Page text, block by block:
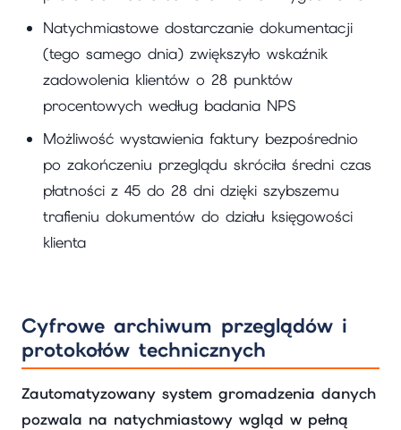
Natychmiastowe dostarczanie dokumentacji
(tego samego dnia) zwiększyło wskaźnik
zadowolenia klientów o 28 punktów
procentowych według badania NPS
Możliwość wystawienia faktury bezpośrednio
po zakończeniu przeglądu skróciła średni czas
płatności z 45 do 28 dni dzięki szybszemu
trafieniu dokumentów do działu księgowości
klienta
Cyfrowe archiwum przeglądów i
protokołów technicznych
Zautomatyzowany system gromadzenia danych
pozwala na natychmiastowy wgląd w pełną